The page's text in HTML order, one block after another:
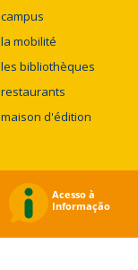
campus
la mobilité
les bibliothèques
restaurants
maison d'édition